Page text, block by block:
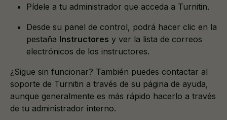
Pídele a tu administrador que acceda a Turnitin.
Desde su panel de control, podrá hacer clic en la
pestaña Instructores y ver la lista de correos
electrónicos de los instructores.
¿Sigue sin funcionar? También puedes contactar al
soporte de Turnitin a través de su página de ayuda,
aunque generalmente es más rápido hacerlo a través
de tu administrador interno.